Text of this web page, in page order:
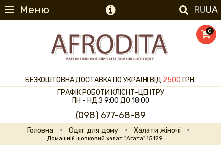
Меню RUUA
0
БЕЗКОШТОВНА ДОСТАВКА ПО УКРАЇНІ ВІД 2500 ГРН.
ГРАФІК РОБОТИ КЛІЄНТ-ЦЕНТРУ
ПН - НД З 9:00 ДО 18:00
(098) 677-68-89
Головна Одяг для дому Халати жіночі
Домашній шовковий халат "Агата" 15129